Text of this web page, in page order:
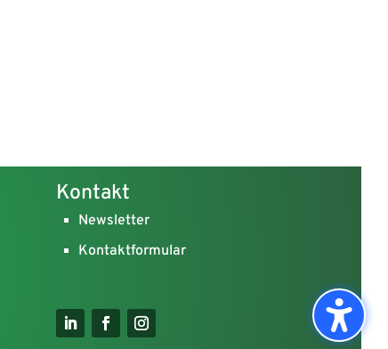
Kontakt
Newsletter
Kontaktformular